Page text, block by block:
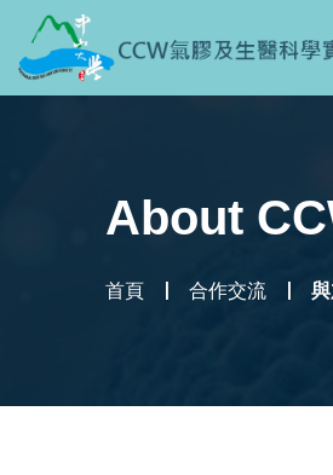
About
首頁 合作交流